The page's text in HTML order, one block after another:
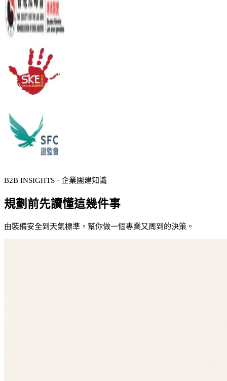
B2B INSIGHTS · 企業團建知識
規劃前先讀懂這幾件事
由裝備安全到天氣標準，幫你做一個專業又周到的決策。